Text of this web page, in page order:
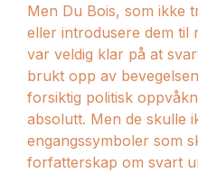
Men Du Bois, som ikke
eller introdusere dem til
var veldig klar på at
brukt opp av
forsiktig politisk
absolutt. Men de skulle
engangssymboler som
forfatterskap om svart